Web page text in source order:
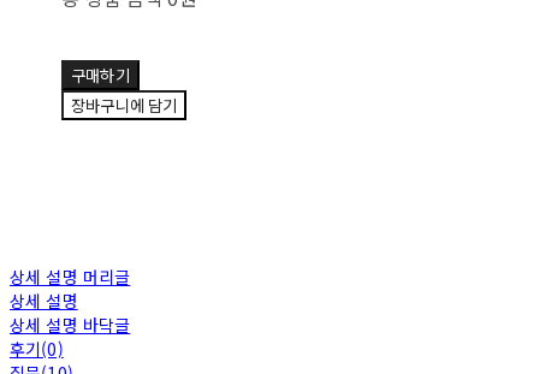
구매하기
장바구니에 담기
상세 설명 머리글
상세 설명
상세 설명 바닥글
후기(0)